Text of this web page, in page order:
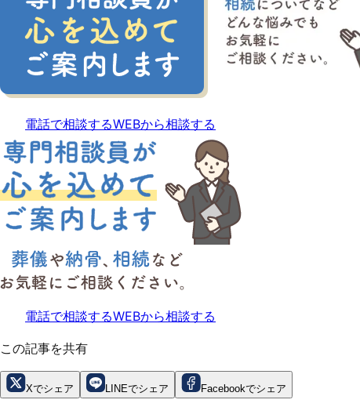
電話で相談するWEBから相談する
電話で相談するWEBから相談する
この記事を共有
Xでシェア LINEでシェア Facebookでシェア